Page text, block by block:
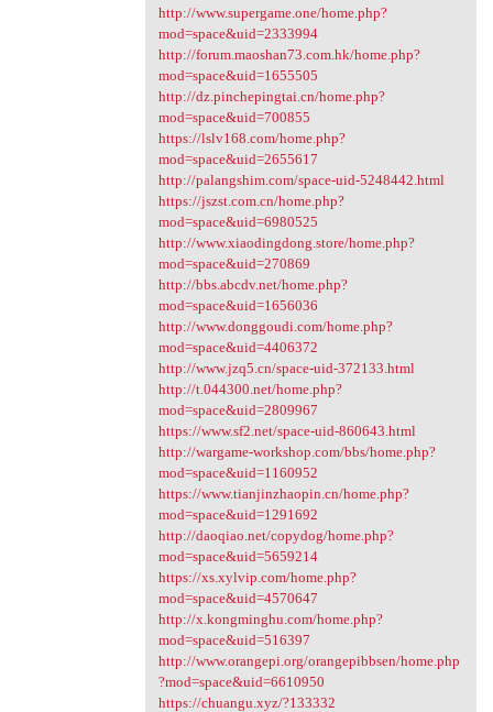
http://www.supergame.one/home.php?
mod=space&uid=2333994
http://forum.maoshan73.com.hk/home.php?
mod=space&uid=1655505
http://dz.pinchepingtai.cn/home.php?
mod=space&uid=700855
https://lslv168.com/home.php?
mod=space&uid=2655617
http://palangshim.com/space-uid-5248442.html
https://jszst.com.cn/home.php?
mod=space&uid=6980525
http://www.xiaodingdong.store/home.php?
mod=space&uid=270869
http://bbs.abcdv.net/home.php?
mod=space&uid=1656036
http://www.donggoudi.com/home.php?
mod=space&uid=4406372
http://www.jzq5.cn/space-uid-372133.html
http://t.044300.net/home.php?
mod=space&uid=2809967
https://www.sf2.net/space-uid-860643.html
http://wargame-workshop.com/bbs/home.php?
mod=space&uid=1160952
https://www.tianjinzhaopin.cn/home.php?
mod=space&uid=1291692
http://daoqiao.net/copydog/home.php?
mod=space&uid=5659214
https://xs.xylvip.com/home.php?
mod=space&uid=4570647
http://x.kongminghu.com/home.php?
mod=space&uid=516397
http://www.orangepi.org/orangepibbsen/home.php
?mod=space&uid=6610950
https://chuangu.xyz/?133332